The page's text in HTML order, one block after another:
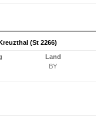
(St 2266)
Land
BY